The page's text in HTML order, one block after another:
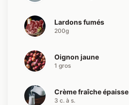
Lardons fumés
200g
Oignon jaune
1 gros
Crème fraîche épaisse
3 c. à s.